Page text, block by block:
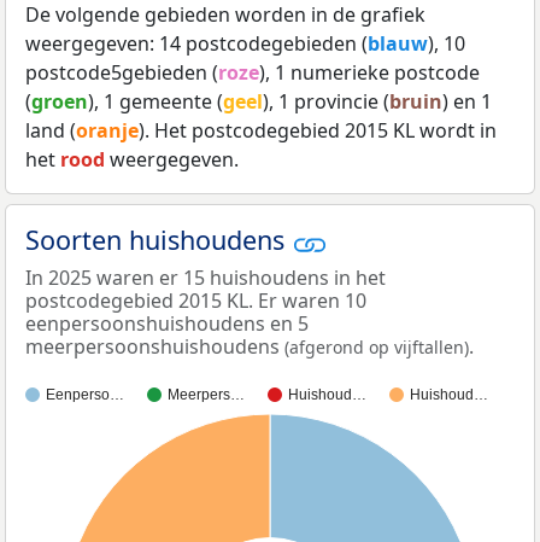
De volgende gebieden worden in de grafiek
weergegeven: 14 postcodegebieden (blauw), 10
postcode5gebieden (roze), 1 numerieke postcode
(groen), 1 gemeente (geel), 1 provincie (bruin) en 1
land (oranje). Het postcodegebied 2015 KL wordt in
het rood weergegeven.
Soorten huishoudens
In 2025 waren er 15 huishoudens in het
postcodegebied 2015 KL. Er waren 10
eenpersoonshuishoudens en 5
meerpersoonshuishoudens (afgerond op vijftallen).
Eenperso… Meerpers… Huishoud… Huishoud…